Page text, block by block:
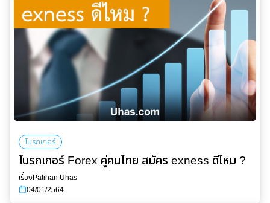
โบรกเกอร์
โบรกเกอร์ Forex คู่คนไทย สมัคร exness ดีไหม ?
เรื่องPatihan Uhas
04/01/2564